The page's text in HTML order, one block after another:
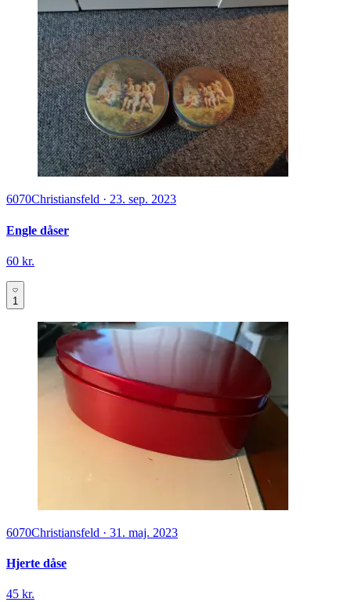
6070Christiansfeld · 23. sep. 2023
Engle dåser
60 kr.
1
6070Christiansfeld · 31. maj. 2023
Hjerte dåse
45 kr.